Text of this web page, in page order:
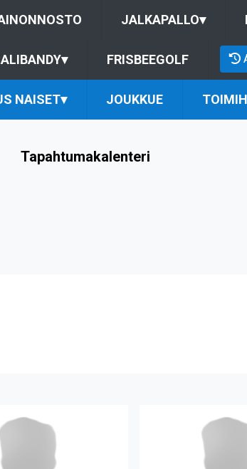
JALKAPALLO▾
▾ FRISBEEGOLF
NAISET▾ JOUKKUE
Tapahtumakalenteri